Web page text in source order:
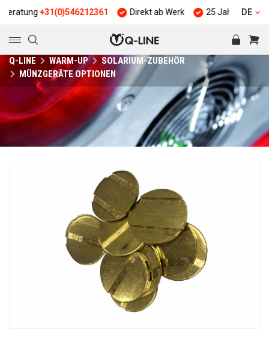
+31(0)546212361 Direkt ab Werk 25 Jahre Erfahrung
DE
Q-LINE WARM-UP
SOLARIUM-ZUBEHÖR
MÜNZGERÄTE OPTIONEN